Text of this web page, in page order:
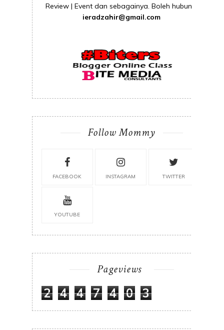
Review | Event dan sebagainya. Boleh hubungi
ieradzahir@gmail.com
Follow Mommy
FACEBOOK INSTAGRAM TWITTER
YOUTUBE
Pageviews
2 4 4 7 4 0 3